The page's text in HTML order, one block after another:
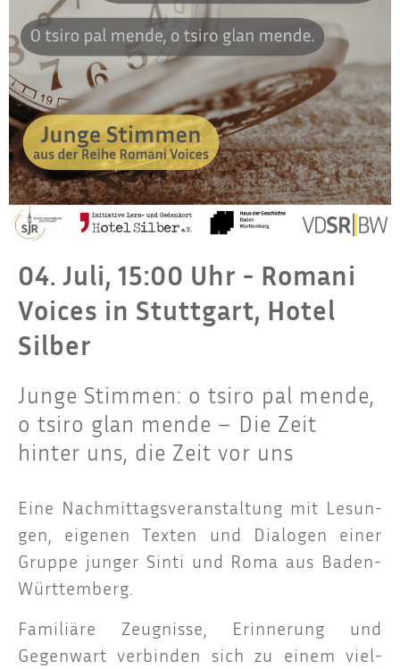
04. Juli, 15:00 Uhr - Romani
Voices in Stuttgart, Hotel
Silber
Junge Stimmen: o tsiro pal mende,
o tsiro glan mende – Die Zeit
hinter uns, die Zeit vor uns
Eine Nach­mit­tags­ver­an­stal­tung mit Lesun­
gen, eige­nen Tex­ten und Dia­lo­gen einer
Grup­pe jun­ger Sin­ti und Roma aus Baden-
Württemberg.
Fami­liä­re Zeug­nis­se, Erin­ne­rung und
Gegen­wart ver­bin­den sich zu einem viel­